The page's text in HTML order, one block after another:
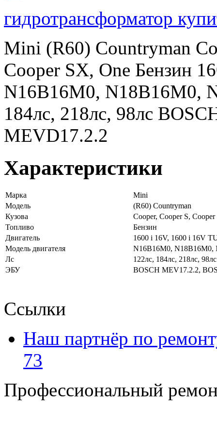
гидротрансформатор
Mini (R60) Countryman
Cooper SX, One Бензин
N16B16M0, N18B16M0,
184лс, 218лс, 98лс
MEVD17.2.2
Характеристики
Марка
Mini
Модель
(R60) Countryman
Кузова
Cooper, Cooper S,
Топливо
Бензин
Двигатель
1600 i 16V, 1600 i 16V
Модель двигателя
N16B16M0, N18B16M0,
Лс
122лс, 184лс, 218лс, 98лс
ЭБУ
BOSCH MEV17.2.2,
Ссылки
Наш партнёр по
73
Профессиональный